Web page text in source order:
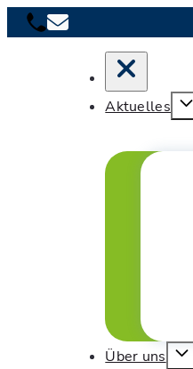
Aktuelles
Über uns